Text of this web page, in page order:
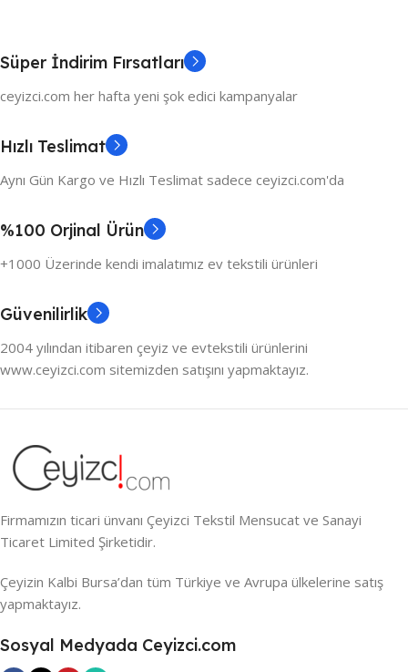
Süper İndirim Fırsatları
ceyizci.com her hafta yeni şok edici kampanyalar
Hızlı Teslimat
Aynı Gün Kargo ve Hızlı Teslimat sadece ceyizci.com'da
%100 Orjinal Ürün
+1000 Üzerinde kendi imalatımız ev tekstili ürünleri
Güvenilirlik
2004 yılından itibaren çeyiz ve evtekstili ürünlerini
www.ceyizci.com sitemizden satışını yapmaktayız.
Firmamızın ticari ünvanı Çeyizci Tekstil Mensucat ve Sanayi
Ticaret Limited Şirketidir.
Çeyizin Kalbi Bursa’dan tüm Türkiye ve Avrupa ülkelerine satış
yapmaktayız.
Sosyal Medyada Ceyizci.com